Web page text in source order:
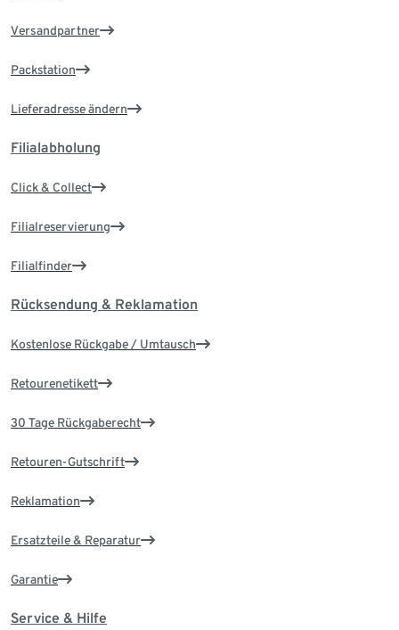
Versandpartner
Packstation
Lieferadresse ändern
Filialabholung
Click & Collect
Filialreservierung
Filialfinder
Rücksendung & Reklamation
Kostenlose Rückgabe / Umtausch
Retourenetikett
30 Tage Rückgaberecht
Retouren-Gutschrift
Reklamation
Ersatzteile & Reparatur
Garantie
Service & Hilfe